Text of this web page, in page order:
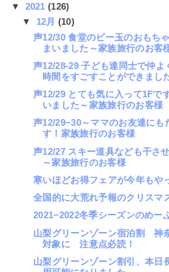
▼ 2021(126)
▼ 12月 (10)
声12/30 食堂のビー玉のおもち
まいました～家族旅行のお客
声12/28-29 子ども達同士で仲よ
時間をすごすことができまし
声12/29 とても気に入って1Fで
いました～家族旅行のお客様
声12/29−30～ママのお友達にも
す！家族旅行のお客様
声12/27 スキー道具なども干さ
～家族旅行のお客様
寒いほどお得フェアが今年もや
全国的に大荒れ予報のクリスマ
2021−2022冬季シーズンのめー
山梨グリーンゾーン宿泊割 神
対象に 注意点必読！
山梨グリーンゾーン割引、本日